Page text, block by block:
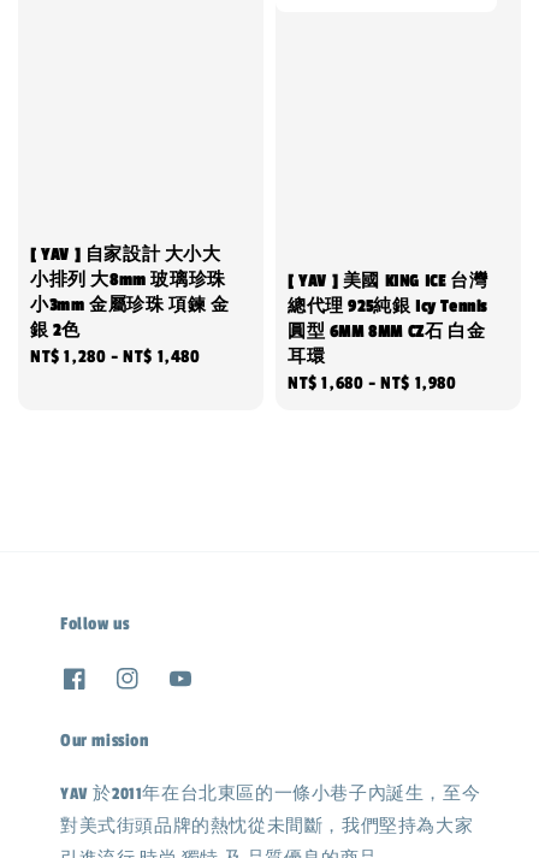
[ YAV ] 自家設計 大小大
小排列 大8mm 玻璃珍珠
小3mm 金屬珍珠 項鍊 金
銀 2色
Regular
NT$ 1,280 -NT$ 1,480
[ YAV ] 美國 KING ICE 台灣
總代理 925純銀 Icy Tennis
圓型 6MM 8MM CZ石 白金
耳環
Regular
NT$ 1,680 -NT$ 1,980
Follow us
Our mission
YAV 於2011年在台北東區的一條小巷子內誕生，至今
對美式街頭品牌的熱忱從未間斷，我們堅持為大家